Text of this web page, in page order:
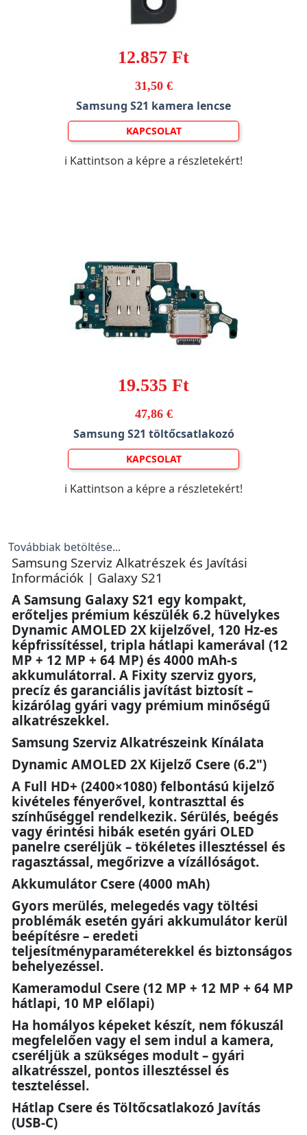
12.857 Ft
31,50 €
Samsung S21 kamera lencse
KAPCSOLAT
ℹ️ Kattintson a képre a részletekért!
19.535 Ft
47,86 €
Samsung S21 töltőcsatlakozó
KAPCSOLAT
ℹ️ Kattintson a képre a részletekért!
Továbbiak betöltése...
Samsung Szerviz Alkatrészek és Javítási
Információk | Galaxy S21
A Samsung Galaxy S21 egy kompakt,
erőteljes prémium készülék 6.2 hüvelykes
Dynamic AMOLED 2X kijelzővel, 120 Hz-es
képfrissítéssel, tripla hátlapi kamerával (12
MP + 12 MP + 64 MP) és 4000 mAh-s
akkumulátorral. A Fixity szerviz gyors,
precíz és garanciális javítást biztosít –
kizárólag gyári vagy prémium minőségű
alkatrészekkel.
Samsung Szerviz Alkatrészeink Kínálata
Dynamic AMOLED 2X Kijelző Csere (6.2")
A Full HD+ (2400×1080) felbontású kijelző
kivételes fényerővel, kontraszttal és
színhűséggel rendelkezik. Sérülés, beégés
vagy érintési hibák esetén gyári OLED
panelre cseréljük – tökéletes illesztéssel és
ragasztással, megőrizve a vízállóságot.
Akkumulátor Csere (4000 mAh)
Gyors merülés, melegedés vagy töltési
problémák esetén gyári akkumulátor kerül
beépítésre – eredeti
teljesítményparaméterekkel és biztonságos
behelyezéssel.
Kameramodul Csere (12 MP + 12 MP + 64 MP
hátlapi, 10 MP előlapi)
Ha homályos képeket készít, nem fókuszál
megfelelően vagy el sem indul a kamera,
cseréljük a szükséges modult – gyári
alkatrésszel, pontos illesztéssel és
teszteléssel.
Hátlap Csere és Töltőcsatlakozó Javítás
(USB-C)